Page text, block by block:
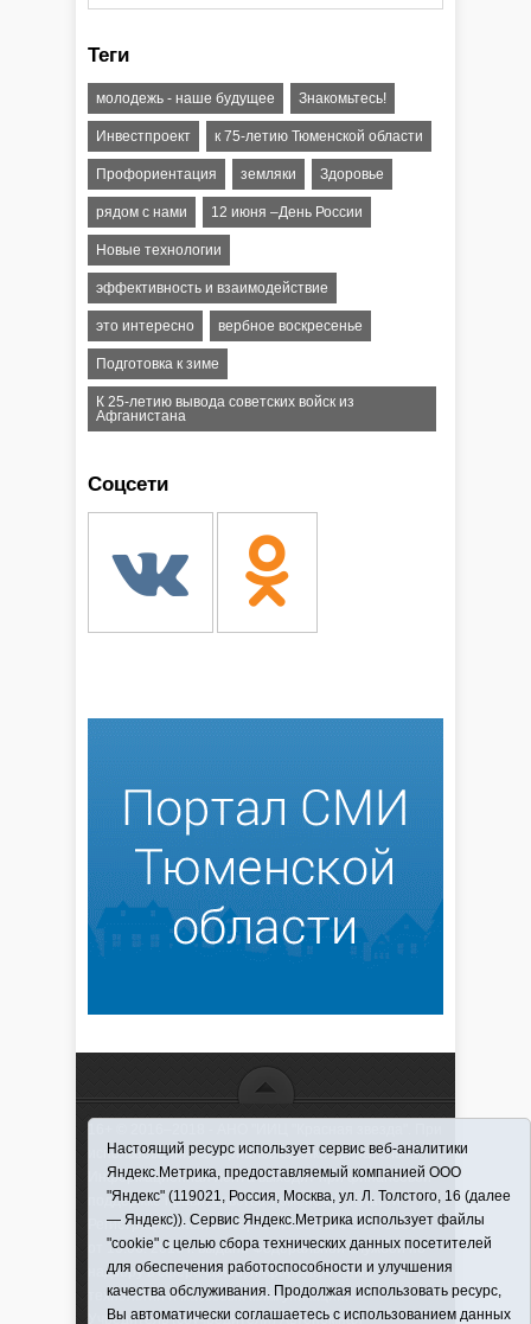
Теги
молодежь - наше будущее Знакомьтесь!
Инвестпроект к 75-летию Тюменской области
Профориентация земляки Здоровье
рядом с нами 12 июня –День России
Новые технологии
эффективность и взаимодействие
это интересно вербное воскресенье
Подготовка к зиме
К 25-летию вывода советских войск из
Афганистана
Соцсети
использовании материалов ссылка обязательна
Информационная лента выходит при финансовой
поддержке правительства Тюменской области
Регистрационный номер СМИ ЭЛ № ФС 77-66066
от 10.06. 2016 г. выдано Федеральной службой по
надзору в сфере связи, информационных
технологий и массовых коммуникаций.
Учредитель (соучредители) Автономная
Настоящий ресурс использует сервис веб-аналитики
Яндекс.Метрика, предоставляемый компанией ООО
"Яндекс" (119021, Россия, Москва, ул. Л. Толстого, 16 (далее
— Яндекс)). Сервис Яндекс.Метрика использует файлы
"cookie" с целью сбора технических данных посетителей
для обеспечения работоспособности и улучшения
качества обслуживания. Продолжая использовать ресурс,
Вы автоматически соглашаетесь с использованием данных